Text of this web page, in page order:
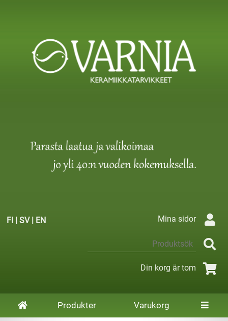
FI | SV| EN Mina sidor
Din korg är tom
Produkter Varukorg